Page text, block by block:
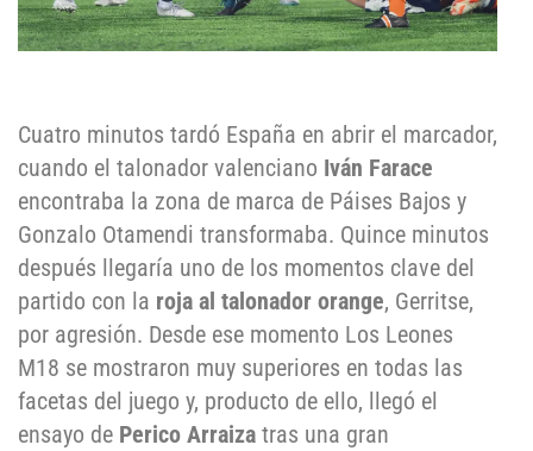
Cuatro minutos tardó España en abrir el marcador,
cuando el talonador valenciano Iván Farace
encontraba la zona de marca de Páises Bajos y
Gonzalo Otamendi transformaba. Quince minutos
después llegaría uno de los momentos clave del
partido con la roja al talonador orange, Gerritse,
por agresión. Desde ese momento Los Leones
M18 se mostraron muy superiores en todas las
facetas del juego y, producto de ello, llegó el
ensayo de Perico Arraiza tras una gran